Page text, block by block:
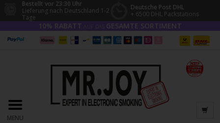
Bestellt vor 23:30 Uhr
Lieferung nach Deutschland 1-2
Tage
Deutsche Post DHL
+ 6500 DHL Packstations
10% RABATT GESAMTE SORTIMENT
MENU